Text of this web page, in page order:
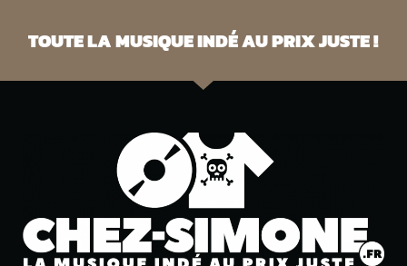
TOUTE LA MUSIQUE INDÉ AU PRIX JUSTE !